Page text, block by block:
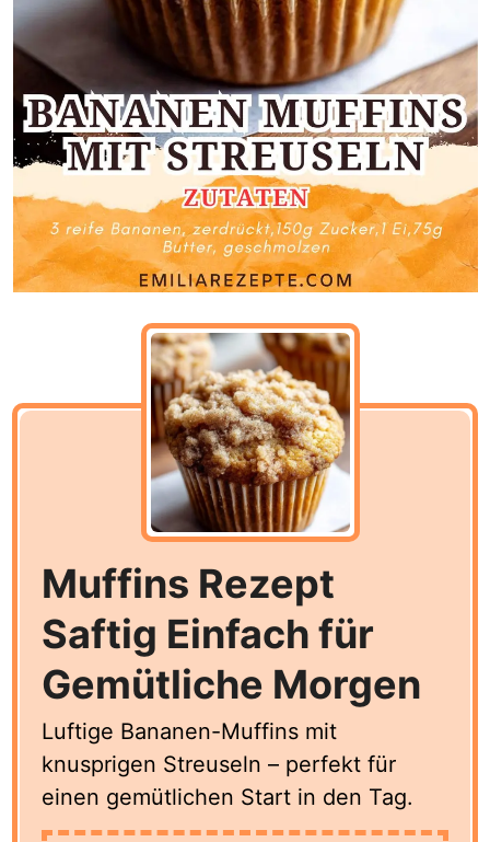
Muffins Rezept
Saftig Einfach für
Gemütliche Morgen
Luftige Bananen-Muffins mit
knusprigen Streuseln – perfekt für
einen gemütlichen Start in den Tag.